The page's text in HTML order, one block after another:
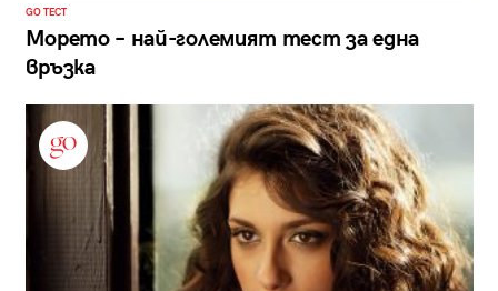
GO ТЕСТ
Морето – най-големият тест за една
връзка